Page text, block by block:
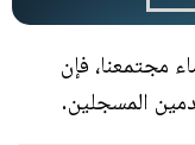
مجتمعنا، فإن
المسجلين.